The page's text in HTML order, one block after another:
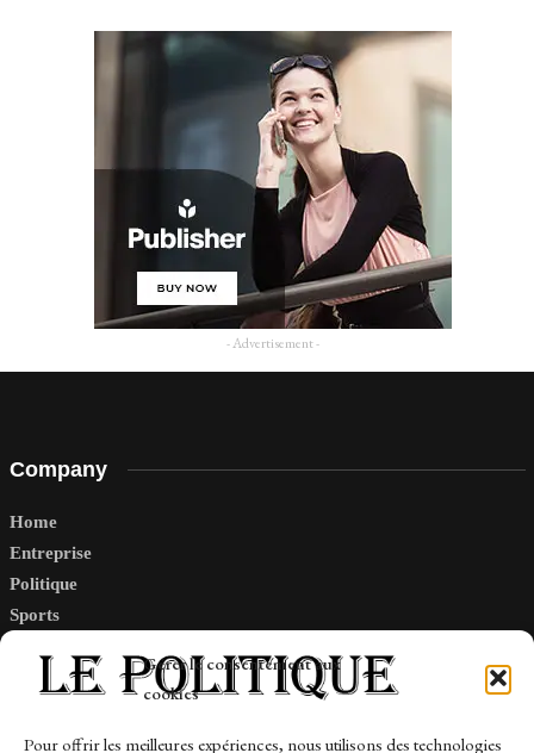
Gérer le consentement aux
cookies
Pour offrir les meilleures expériences, nous utilisons des technologies
- Advertisement -
Company
Home
Entreprise
Politique
Sports